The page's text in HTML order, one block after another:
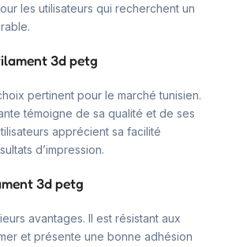
les utilisateurs qui recherchent un
3d petg
pertinent pour le marché tunisien.
témoigne de sa qualité et de ses
apprécient sa facilité
d’impression.
3d petg
avantages. Il est résistant aux
et présente une bonne adhésion